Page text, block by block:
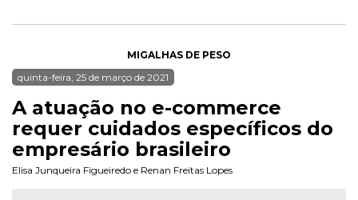
MIGALHAS DE PESO
quinta-feira, 25 de março de 2021
A atuação no e-commerce
requer cuidados específicos do
empresário brasileiro
Elisa Junqueira Figueiredo e Renan Freitas Lopes